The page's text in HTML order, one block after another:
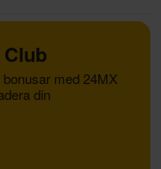
med 24MX
din